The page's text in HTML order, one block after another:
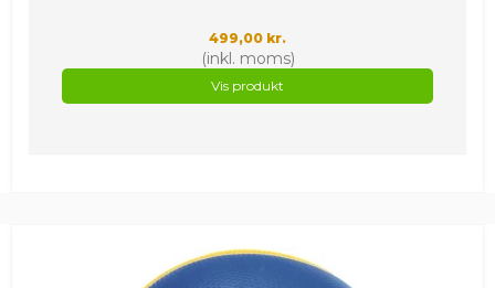
499,00 kr.
(inkl. moms)
Vis produkt